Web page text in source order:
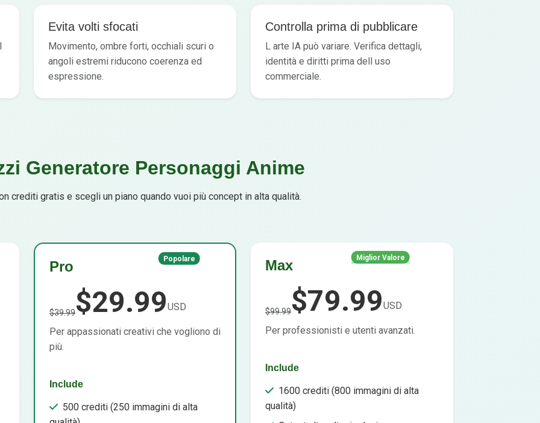
Evita volti sfocati
Movimento, ombre forti, occhiali scuri o
angoli estremi riducono coerenza ed
espressione.
Controlla prima di pubblicare
L arte IA può variare. Verifica dettagli,
identità e diritti prima dell uso
commerciale.
Generatore Personaggi Anime
crediti gratis e scegli un piano quando vuoi più concept in alta qualità.
Popolare
Pro
$39.99$29.99USD
Per appassionati creativi che vogliono di
più.
Include
500 crediti (250 immagini di alta
Miglior Valore
Max
$99.99$79.99USD
Per professionisti e utenti avanzati.
Include
1600 crediti (800 immagini di alta
qualità)